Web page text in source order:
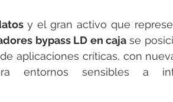
y el gran activo que
bypass LD en caja se
aplicaciones críticas, con
entornos sensibles a